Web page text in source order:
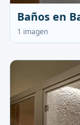
Baños en
1 imagen